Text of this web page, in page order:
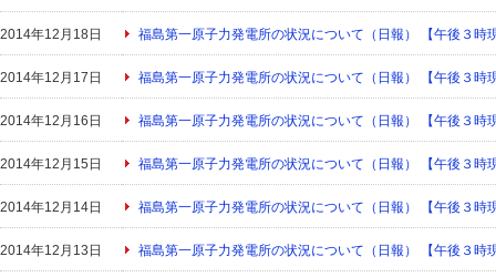
2014年12月18日 福島第一原子力発電所の状況について（日報） 【午後３時
2014年12月17日 福島第一原子力発電所の状況について（日報） 【午後３時
2014年12月16日 福島第一原子力発電所の状況について（日報） 【午後３時
2014年12月15日 福島第一原子力発電所の状況について（日報） 【午後３時
2014年12月14日 福島第一原子力発電所の状況について（日報） 【午後３時
2014年12月13日 福島第一原子力発電所の状況について（日報） 【午後３時